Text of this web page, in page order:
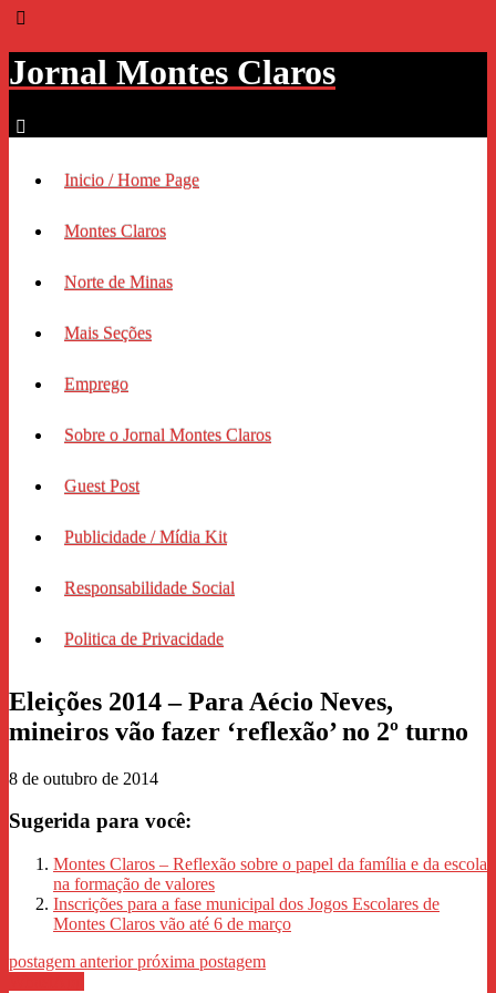
Jornal Montes Claros
Inicio / Home Page
Montes Claros
Norte de Minas
Mais Seções
Emprego
Sobre o Jornal Montes Claros
Guest Post
Publicidade / Mídia Kit
Responsabilidade Social
Politica de Privacidade
Eleições 2014 – Para Aécio Neves,
mineiros vão fazer ‘reflexão’ no 2º turno
8 de outubro de 2014
Sugerida para você:
Montes Claros – Reflexão sobre o papel da família e da escola
na formação de valores
Inscrições para a fase municipal dos Jogos Escolares de
Montes Claros vão até 6 de março
postagem anteriorpróxima postagem